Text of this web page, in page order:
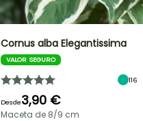
Cornus alba Elegantissima
VALOR SEGURO
116
Desde3,90 €
Maceta de 8/9 cm